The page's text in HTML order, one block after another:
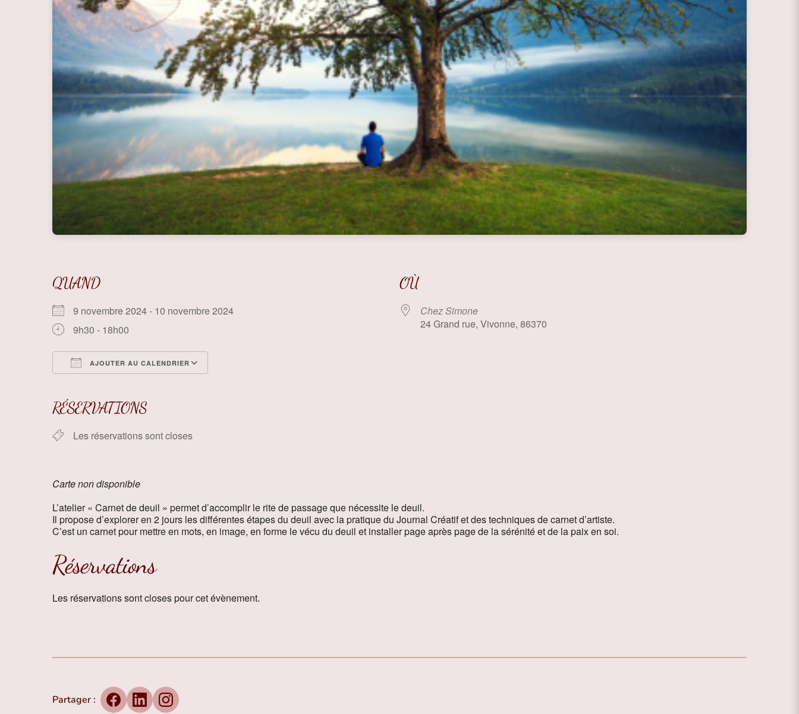
QUAND
9 novembre 2024 - 10 novembre 2024
9h30 - 18h00
AJOUTER AU CALENDRIER
RÉSERVATIONS
Les réservations sont closes
OÙ
Chez Simone
24 Grand rue, Vivonne, 86370
Carte non disponible
L’atelier « Carnet de deuil » permet d’accomplir le rite de passage que nécessite le deuil.
Il propose d’explorer en 2 jours les différentes étapes du deuil avec la pratique du Journal Créatif et des techniques de carnet d’artiste.
C’est un carnet pour mettre en mots, en image, en forme le vécu du deuil et installer page après page de la sérénité et de la paix en soi.
Réservations
Les réservations sont closes pour cet évènement.
Partager :
FacebookLinkedInInstagram